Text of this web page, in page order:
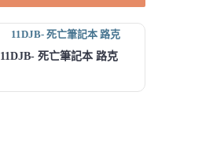
11DJB- 死亡筆記本 路克